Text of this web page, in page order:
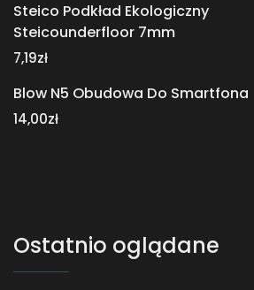
Steico Podkład Ekologiczny
Steicounderfloor 7mm
7,19zł
Blow N5 Obudowa Do Smartfona
14,00zł
Ostatnio oglądane